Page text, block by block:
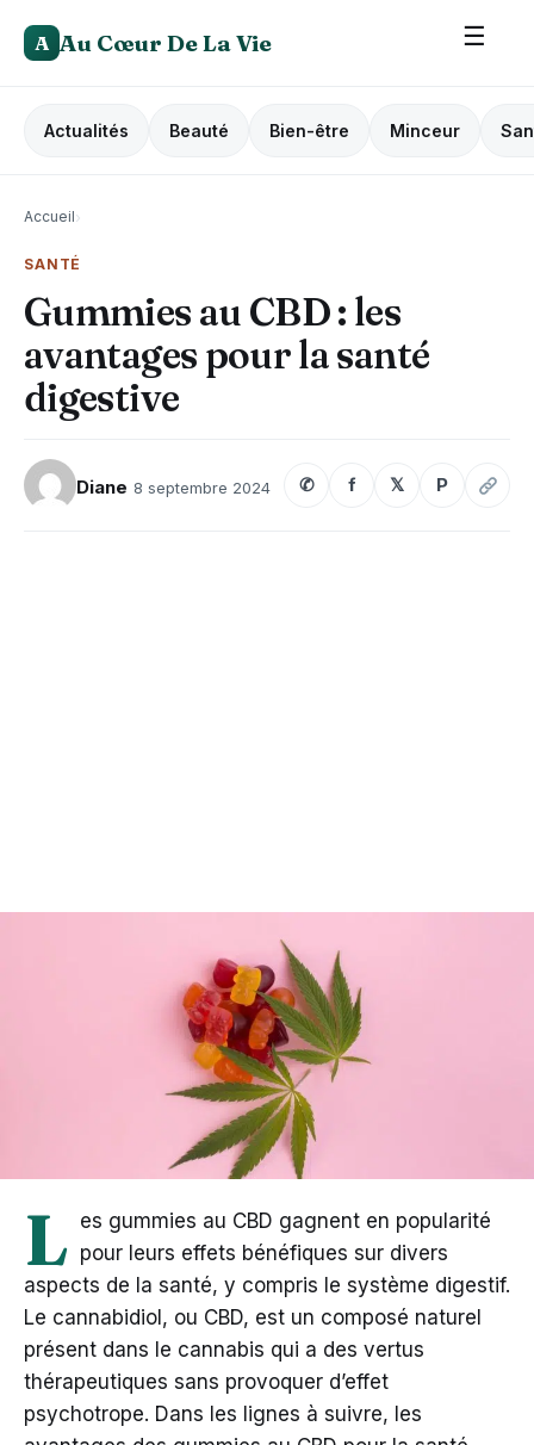
A Au Cœur De La Vie ☰
Actualités Beauté Bien-être Minceur
Accueil›
SANTÉ
Gummies au CBD : les
avantages pour la santé
digestive
Diane 8 septembre 2024 ✆ f 𝕏 P
L es gummies au CBD gagnent en popularité
pour leurs effets bénéfiques sur divers
aspects de la santé, y compris le système digestif.
Le cannabidiol, ou CBD, est un composé naturel
présent dans le cannabis qui a des vertus
thérapeutiques sans provoquer d’effet
psychotrope. Dans les lignes à suivre, les